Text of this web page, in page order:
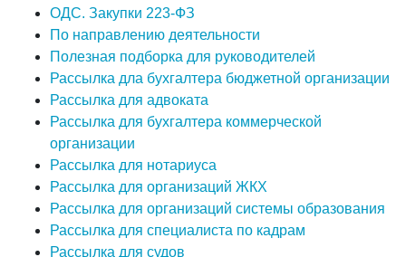
ОДС. Закупки 223-ФЗ
По направлению деятельности
Полезная подборка для руководителей
Рассылка дла бухгалтера бюджетной организации
Рассылка для адвоката
Рассылка для бухгалтера коммерческой
организации
Рассылка для нотариуса
Рассылка для организаций ЖКХ
Рассылка для организаций системы образования
Рассылка для специалиста по кадрам
Рассылка для судов